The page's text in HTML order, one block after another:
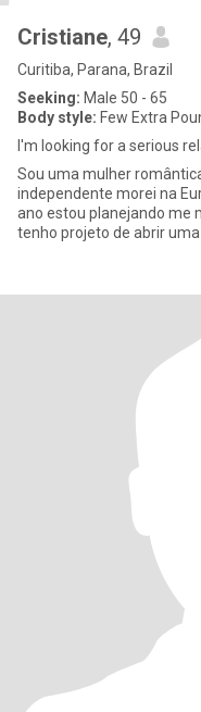
Cristiane, 49
Curitiba, Parana, Brazil
Seeking: Male 50 - 65
Body style: Few Extra
I'm looking for a serious
Sou uma mulher
independente morei na
ano estou planejando me
tenho projeto de abrir uma